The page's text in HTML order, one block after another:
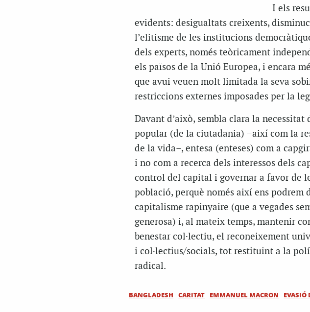
I els
evidents: desigualtats creixents,
l’elitisme de les institucions
dels experts, només teòricament
els països de la Unió Europea, i encara
que avui veuen molt limitada la seva
restriccions externes imposades per la
Davant d’això, sembla clara la
popular (de la ciutadania) –així com la
de la vida–, entesa (enteses) com a
i no com a recerca dels interessos dels
control del capital i governar a favor de
població, perquè només així ens
capitalisme rapinyaire (que a vegades
generosa) i, al mateix temps, mantenir
benestar col·lectiu, el reconeixement
i col·lectius/socials, tot restituint a la
radical.
BANGLADESH CARITAT EMMANUEL MACRON EVASIÓ